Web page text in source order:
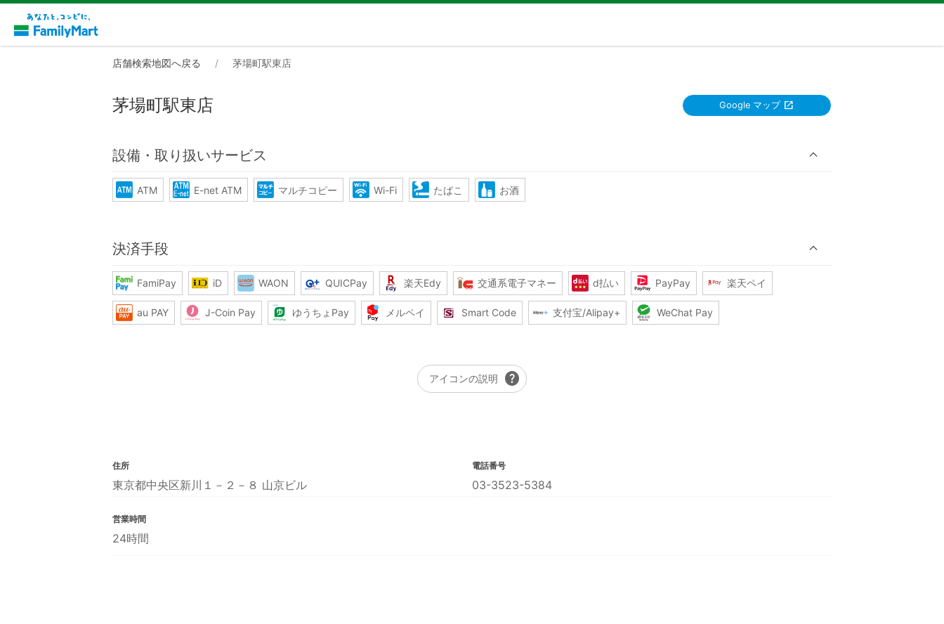
店舗検索地図へ戻る 茅場町駅東店
茅場町駅東店 Google マップ
設備・取り扱いサービス
ATM E-net ATM マルチコピー Wi-Fi たばこ お酒
決済手段
FamiPay iD WAON QUICPay 楽天Edy 交通系電子マネー d払い PayPay 楽天ペイ
au PAY J-Coin Pay ゆうちょPay メルペイ Smart Code 支付宝/Alipay+ WeChat Pay
アイコンの説明 help
住所
東京都中央区新川１－２－８ 山京ビル
電話番号
03-3523-5384
営業時間
24時間